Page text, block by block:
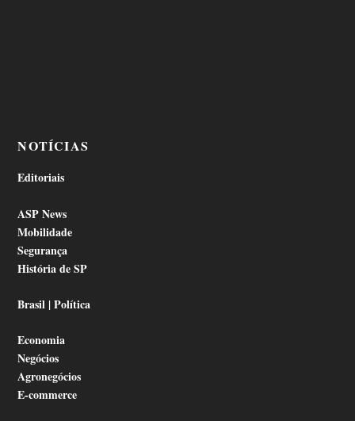
NOTÍCIAS
Editoriais
ASP News
Mobilidade
Segurança
História de SP
Brasil | Política
Economia
Negócios
Agronegócios
E-commerce